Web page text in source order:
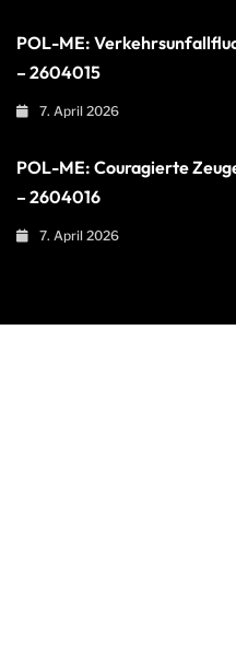
POL-ME:
– 2604015
7. April 2026
POL-ME: Couragierte
– 2604016
7. April 2026